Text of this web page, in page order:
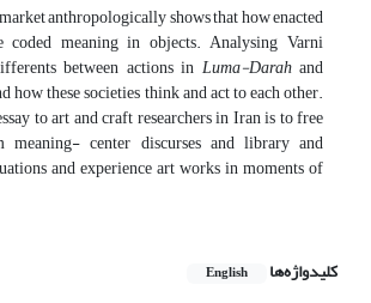
anthropologically shows that how enacted
coded meaning in objects. Analysing Varni
between actions in Luma-Darahand
how these societies think and act to each other.
to art and craft researchers in Iran is to free
meaning- center discurses and library and
and experience art works in moments of
کلیدواژه‌ها English